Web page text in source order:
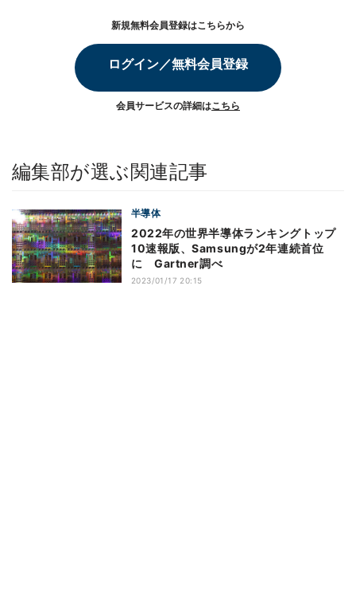
新規無料会員登録はこちらから
ログイン／無料会員登録
会員サービスの詳細はこちら
編集部が選ぶ関連記事
半導体
2022年の世界半導体ランキングトップ
10速報版、Samsungが2年連続首位
に Gartner調べ
2023/01/17 20:15